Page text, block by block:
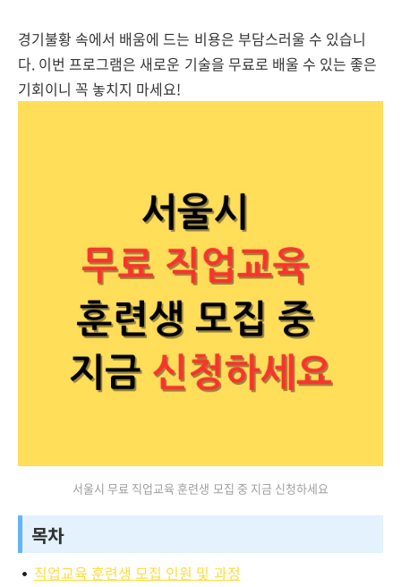
경기불황 속에서 배움에 드는 비용은 부담스러울 수 있습니
다. 이번 프로그램은 새로운 기술을 무료로 배울 수 있는 좋은
기회이니 꼭 놓치지 마세요!
서울시 무료 직업교육 훈련생 모집 중 지금 신청하세요
목차
직업교육 훈련생 모집 인원 및 과정